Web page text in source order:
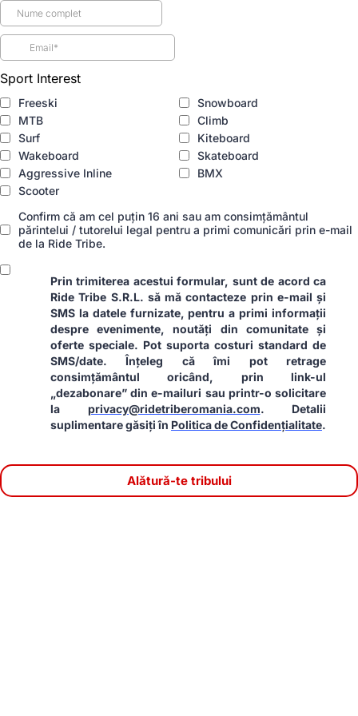
Sport Interest
Freeski
Snowboard
MTB
Climb
Surf
Kiteboard
Wakeboard
Skateboard
Aggressive Inline
BMX
Scooter
Confirm că am cel puțin 16 ani sau am consimțământul
părintelui / tutorelui legal pentru a primi comunicări prin e-mail
de la Ride Tribe.
Prin trimiterea acestui formular, sunt de acord ca
Ride Tribe S.R.L. să mă contacteze prin e-mail și
SMS la datele furnizate, pentru a primi informații
despre evenimente, noutăți din comunitate și
oferte speciale. Pot suporta costuri standard de
SMS/date. Înțeleg că îmi pot retrage
consimțământul oricând, prin link-ul
„dezabonare” din e-mailuri sau printr-o solicitare
la privacy@ridetriberomania.com. Detalii
suplimentare găsiți în Politica de Confidențialitate.
Alătură-te tribului